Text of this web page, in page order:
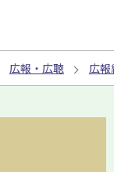
広報・広聴 広報